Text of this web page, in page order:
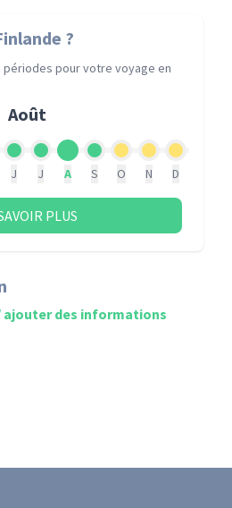
?
périodes pour votre voyageen
Août
J J A S O N D
PLUS
ajouter des informations